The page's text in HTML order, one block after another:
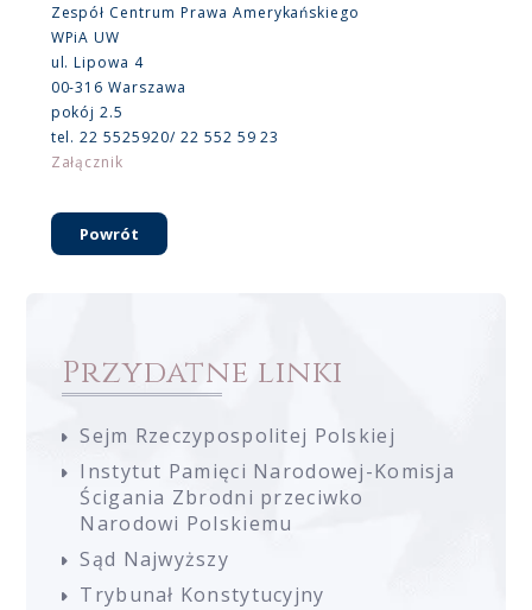
Zespół Centrum Prawa Amerykańskiego
WPiA UW
ul. Lipowa 4
00-316 Warszawa
pokój 2.5
tel. 22 5525920/ 22 552 59 23
Załącznik
Powrót
Przydatne linki
Sejm Rzeczypospolitej Polskiej
Instytut Pamięci Narodowej-Komisja
Ścigania Zbrodni przeciwko
Narodowi Polskiemu
Sąd Najwyższy
Trybunał Konstytucyjny